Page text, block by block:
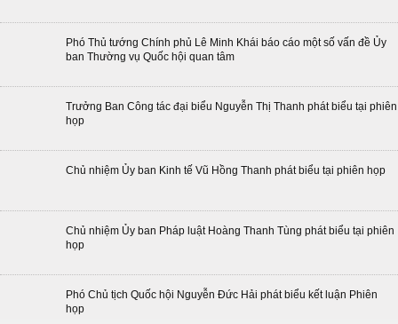
Phó Thủ tướng Chính phủ Lê Minh Khái báo cáo một số vấn đề Ủy
ban Thường vụ Quốc hội quan tâm
Trưởng Ban Công tác đại biểu Nguyễn Thị Thanh phát biểu tại phiên
họp
Chủ nhiệm Ủy ban Kinh tế Vũ Hồng Thanh phát biểu tại phiên họp
Chủ nhiệm Ủy ban Pháp luật Hoàng Thanh Tùng phát biểu tại phiên
họp
Phó Chủ tịch Quốc hội Nguyễn Đức Hải phát biểu kết luận Phiên
họp